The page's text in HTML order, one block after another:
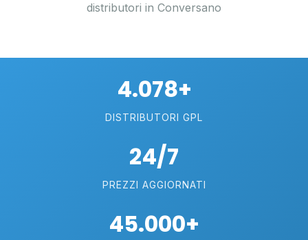
distributori in Conversano
4.078+
DISTRIBUTORI GPL
24/7
PREZZI AGGIORNATI
45.000+